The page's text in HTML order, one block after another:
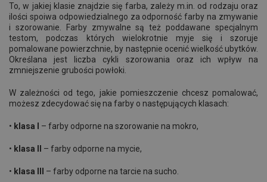
To, w jakiej klasie znajdzie się farba, zależy m.in. od rodzaju oraz
ilości spoiwa odpowiedzialnego za odporność farby na zmywanie
i szorowanie. Farby zmywalne są też poddawane specjalnym
testom, podczas których wielokrotnie myje się i szoruje
pomalowane powierzchnie, by następnie ocenić wielkość ubytków.
Określana jest liczba cykli szorowania oraz ich wpływ na
zmniejszenie grubości powłoki.
W zależności od tego, jakie pomieszczenie chcesz pomalować,
możesz zdecydować się na farby o następujących klasach:
• klasa I – farby odporne na szorowanie na mokro,
• klasa II – farby odporne na mycie,
• klasa III – farby odporne na tarcie na sucho.